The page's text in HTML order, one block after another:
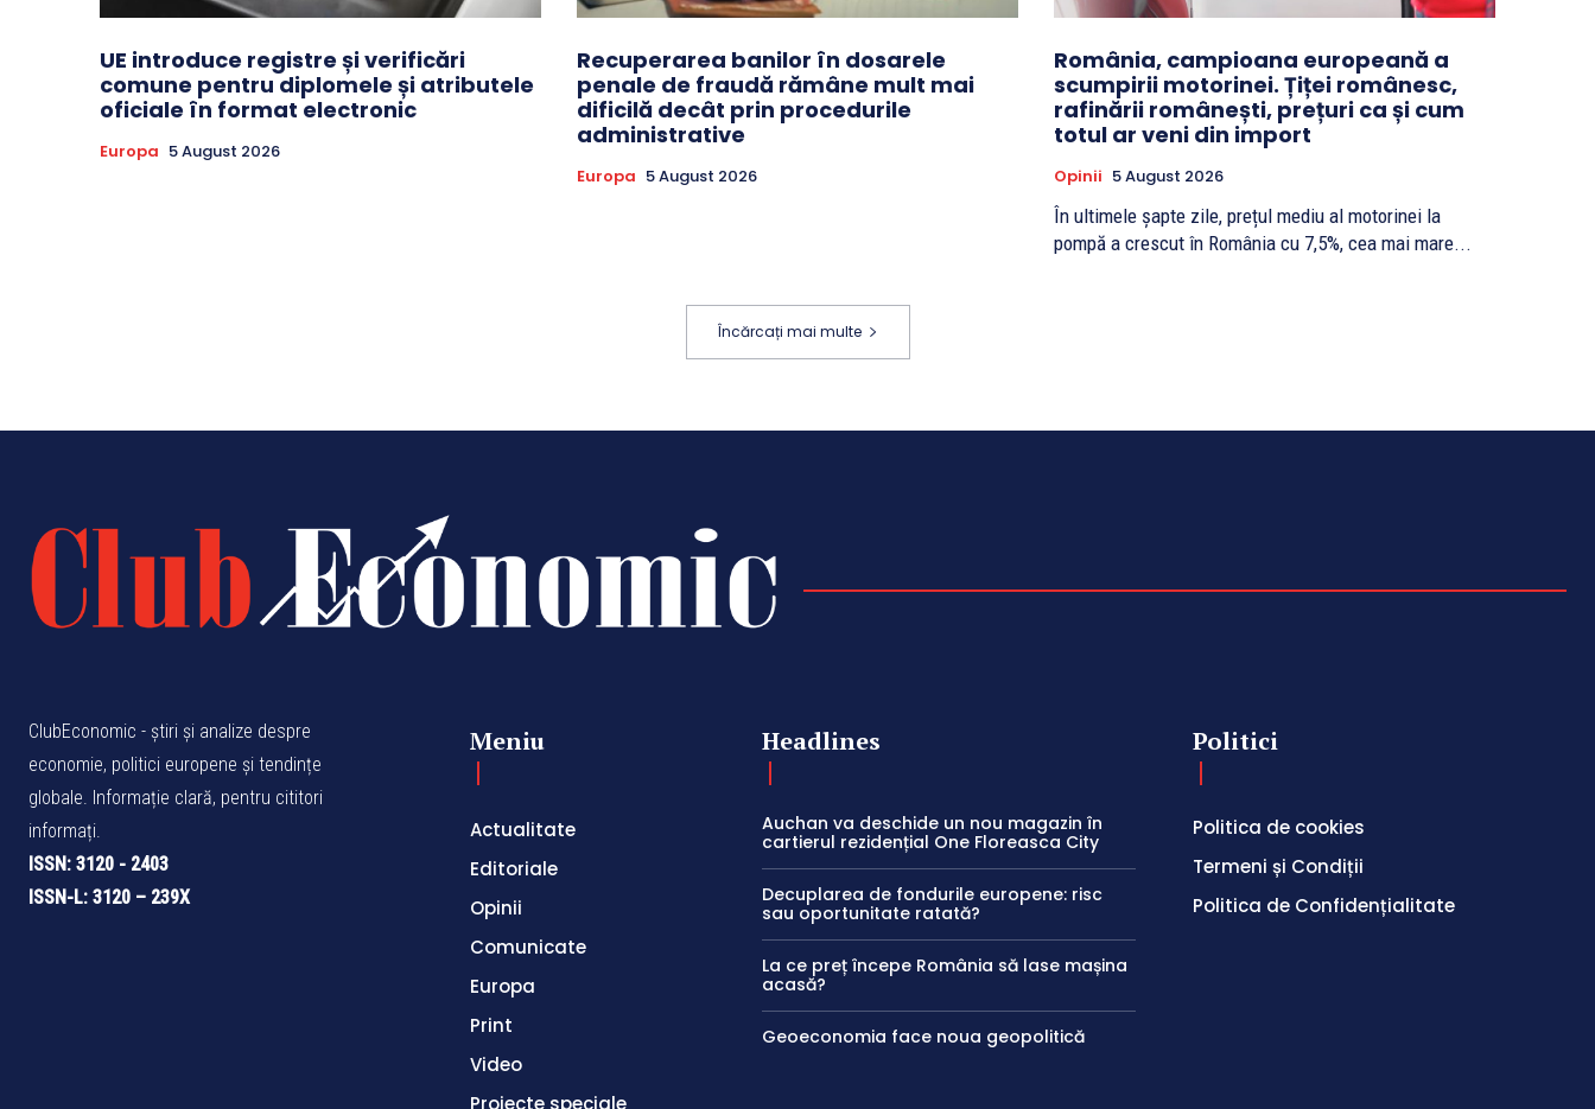
UE introduce registre și verificări
comune pentru diplomele și atributele
oficiale în format electronic
Europa 5 August 2026
Recuperarea banilor în dosarele
penale de fraudă rămâne mult mai
dificilă decât prin procedurile
administrative
Europa 5 August 2026
România, campioana europeană a
scumpirii motorinei. Țiței românesc,
rafinării românești, prețuri ca și cum
totul ar veni din import
Opinii 5 August 2026
În ultimele șapte zile, prețul mediu al motorinei la
pompă a crescut în România cu 7,5%, cea mai mare...
Încărcați mai multe
ClubEconomic - știri și analize despre
economie, politici europene și tendințe
globale. Informație clară, pentru cititori
informați.
ISSN: 3120 - 2403
ISSN-L: 3120 – 239X
Meniu
Actualitate
Editoriale
Opinii
Comunicate
Europa
Print
Video
Proiecte speciale
Headlines
Auchan va deschide un nou magazin în
cartierul rezidențial One Floreasca City
Decuplarea de fondurile europene: risc
sau oportunitate ratată?
La ce preț începe România să lase mașina
acasă?
Geoeconomia face noua geopolitică
Politici
Politica de cookies
Termeni și Condiții
Politica de Confidențialitate